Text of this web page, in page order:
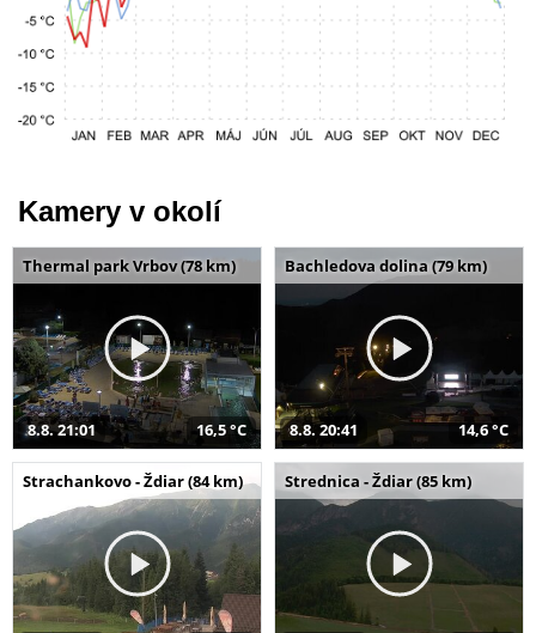
Kamery v okolí
Thermal park Vrbov (78 km)
8.8. 21:01 16,5 °C
Bachledova dolina (79 km)
8.8. 20:41 14,6 °C
Strachankovo - Ždiar (84 km) Strednica - Ždiar (85 km)